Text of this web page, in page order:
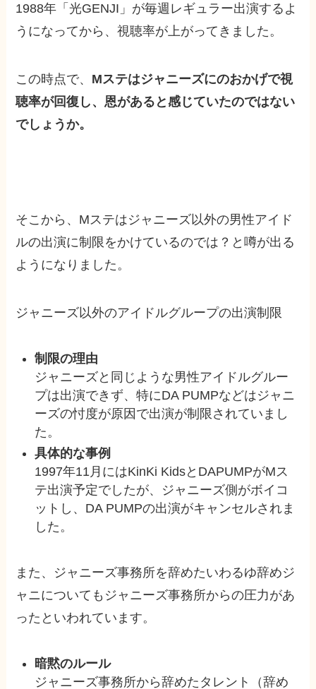
1988年「光GENJI」が毎週レギュラー出演するよ
うになってから、視聴率が上がってきました。
この時点で、 Mステはジャニーズにのおかげで視
聴率が回復し、恩があると感じていたのではない
でしょうか。
そこから、Mステはジャニーズ以外の男性アイド
ルの出演に制限をかけているのでは？と噂が出る
ようになりました。
ジャニーズ以外のアイドルグループの出演制限
制限の理由
ジャニーズと同じような男性アイドルグルー
プは出演できず、特にDA PUMPなどはジャニ
ーズの忖度が原因で出演が制限されていまし
た。
具体的な事例
1997年11月にはKinKi KidsとDAPUMPがMス
テ出演予定でしたが、ジャニーズ側がボイコ
ットし、DA PUMPの出演がキャンセルされま
した。
また、ジャニーズ事務所を辞めたいわるゆ辞めジ
ャニについてもジャニーズ事務所からの圧力があ
ったといわれています。
暗黙のルール
ジャニーズ事務所から辞めたタレント（辞め